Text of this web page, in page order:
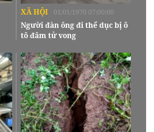
XÃ HỘI 01/01/1970 07:00:00
Người đàn ông đi thể dục bị ô
tô đâm tử vong